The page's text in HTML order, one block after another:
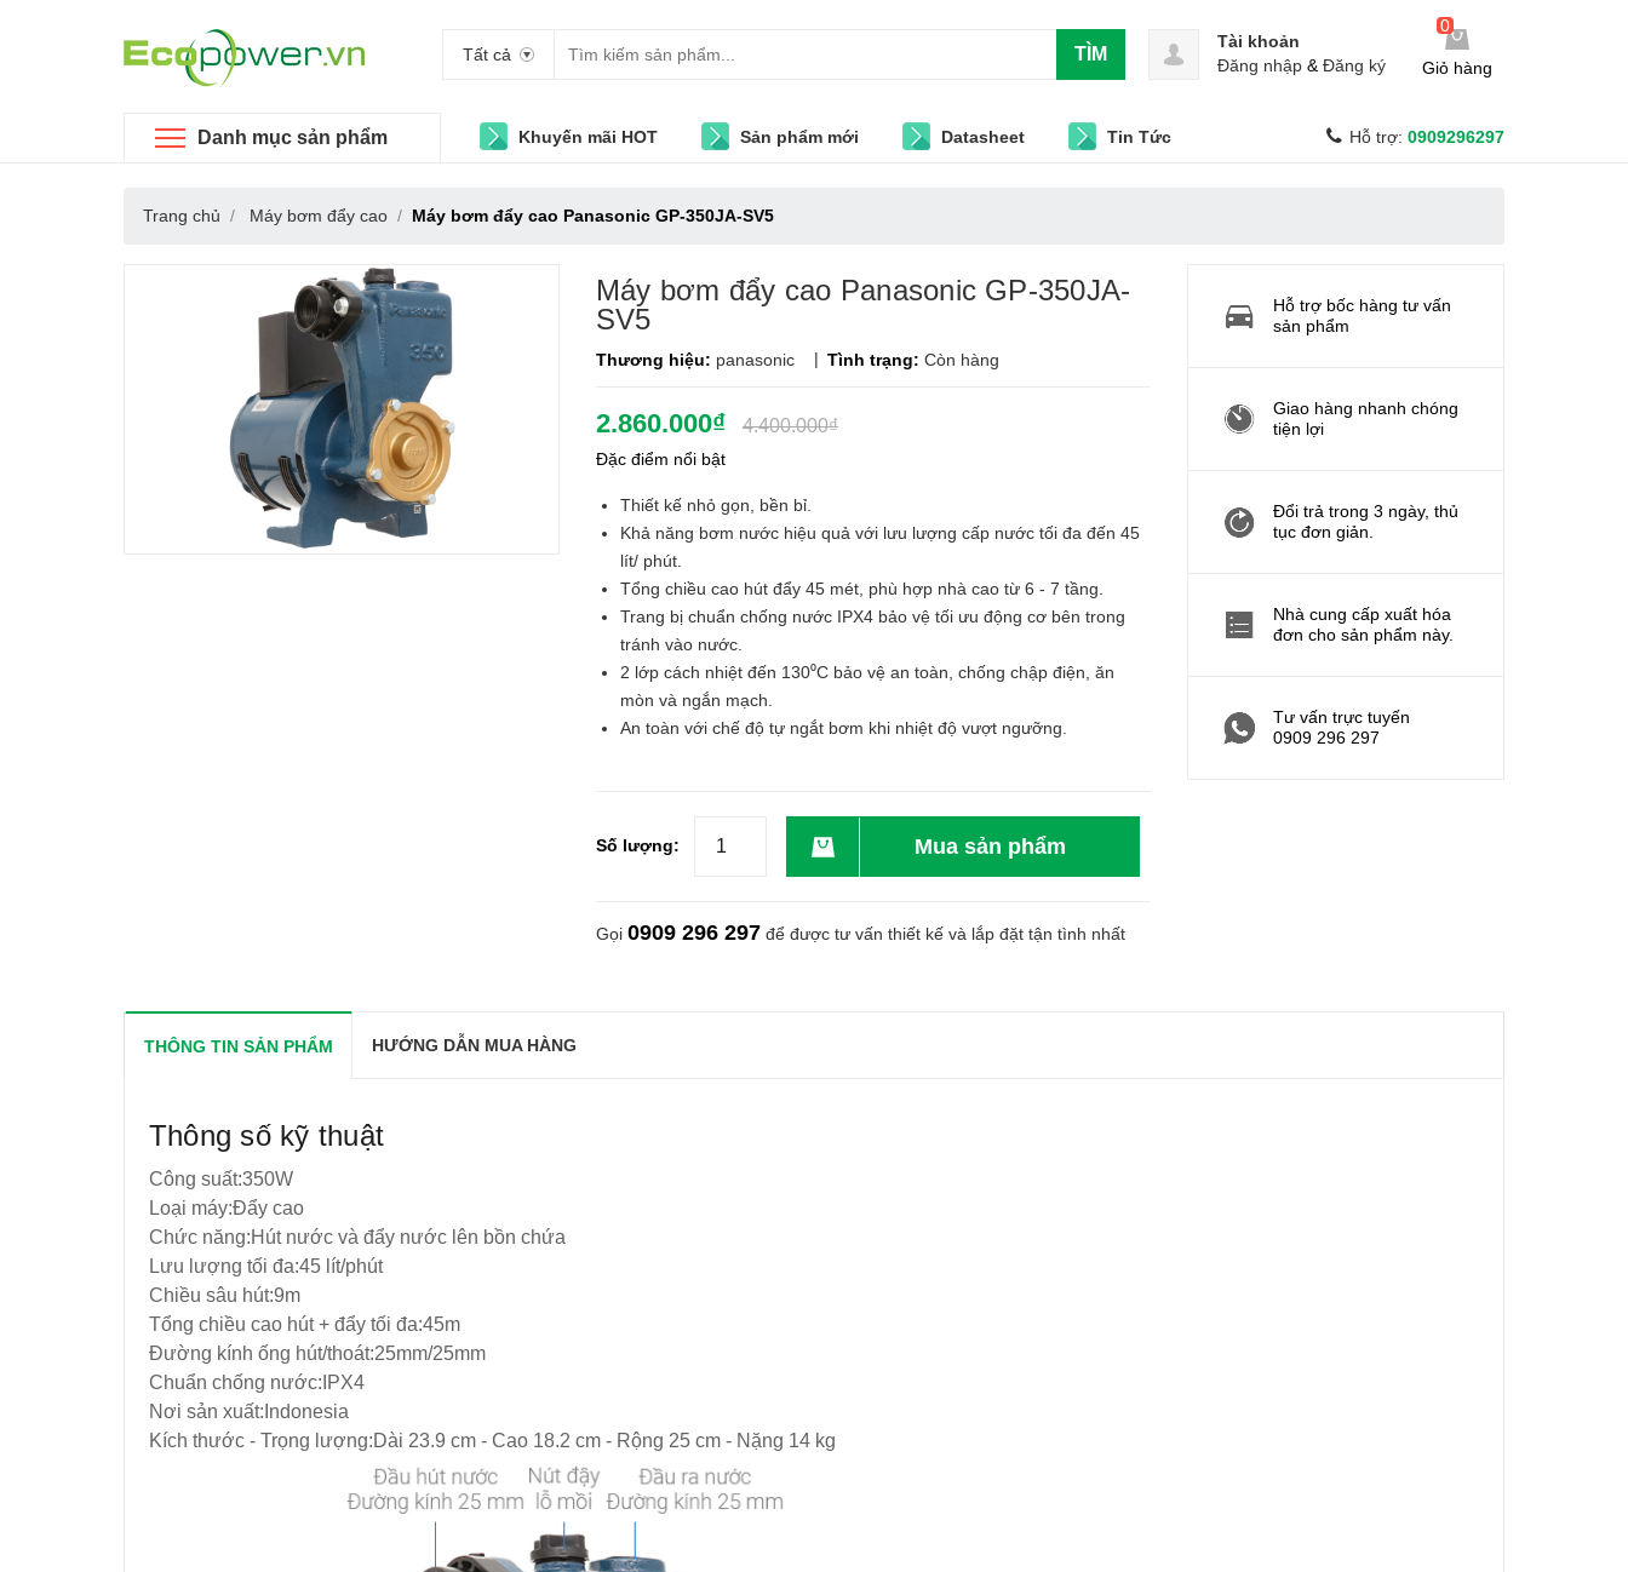
Tất cả TÌM
0
Giỏ hàng
Tài khoản
Đăng nhập & Đăng ký
Danh mục sản phẩm Khuyến mãi HOT Sản phẩm mới Datasheet Tin Tức Hỗ trợ: 0909296297
Trang chủ Máy bơm đẩy cao Máy bơm đẩy cao Panasonic GP-350JA-SV5
Máy bơm đẩy cao Panasonic GP-350JA-
SV5
Thương hiệu: panasonic | Tình trạng: Còn hàng
2.860.000₫ 4.400.000₫
Đặc điểm nổi bật
Thiết kế nhỏ gọn, bền bỉ.
Khả năng bơm nước hiệu quả với lưu lượng cấp nước tối đa đến 45
lít/ phút.
Tổng chiều cao hút đẩy 45 mét, phù hợp nhà cao từ 6 - 7 tầng.
Trang bị chuẩn chống nước IPX4 bảo vệ tối ưu động cơ bên trong
tránh vào nước.
2 lớp cách nhiệt đến 130⁰C bảo vệ an toàn, chống chập điện, ăn
mòn và ngắn mạch.
An toàn với chế độ tự ngắt bơm khi nhiệt độ vượt ngưỡng.
Số lượng: Mua sản phẩm
Gọi 0909 296 297 để được tư vấn thiết kế và lắp đặt tận tình nhất
Hỗ trợ bốc hàng tư vấn
sản phẩm
Giao hàng nhanh chóng
tiện lợi
Đổi trả trong 3 ngày, thủ
tục đơn giản.
Nhà cung cấp xuất hóa
đơn cho sản phẩm này.
Tư vấn trực tuyến
0909 296 297
THÔNG TIN SẢN PHẨM HƯỚNG DẪN MUA HÀNG
Thông số kỹ thuật
Công suất:350W
Loại máy:Đẩy cao
Chức năng:Hút nước và đẩy nước lên bồn chứa
Lưu lượng tối đa:45 lít/phút
Chiều sâu hút:9m
Tổng chiều cao hút + đẩy tối đa:45m
Đường kính ống hút/thoát:25mm/25mm
Chuẩn chống nước:IPX4
Nơi sản xuất:Indonesia
Kích thước - Trọng lượng:Dài 23.9 cm - Cao 18.2 cm - Rộng 25 cm - Nặng 14 kg